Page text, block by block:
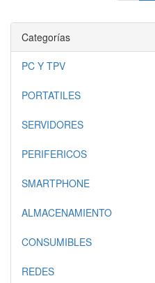
Categorías
PC Y TPV
PORTATILES
SERVIDORES
PERIFERICOS
SMARTPHONE
ALMACENAMIENTO
CONSUMIBLES
REDES